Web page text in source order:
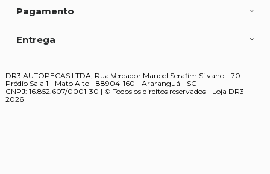
Pagamento
Entrega
DR3 AUTOPECAS LTDA, Rua Vereador Manoel Serafim Silvano - 70 -
Prédio Sala 1 - Mato Alto - 88904-160 - Araranguá - SC
CNPJ: 16.852.607/0001-30 | © Todos os direitos reservados - Loja DR3 -
2026